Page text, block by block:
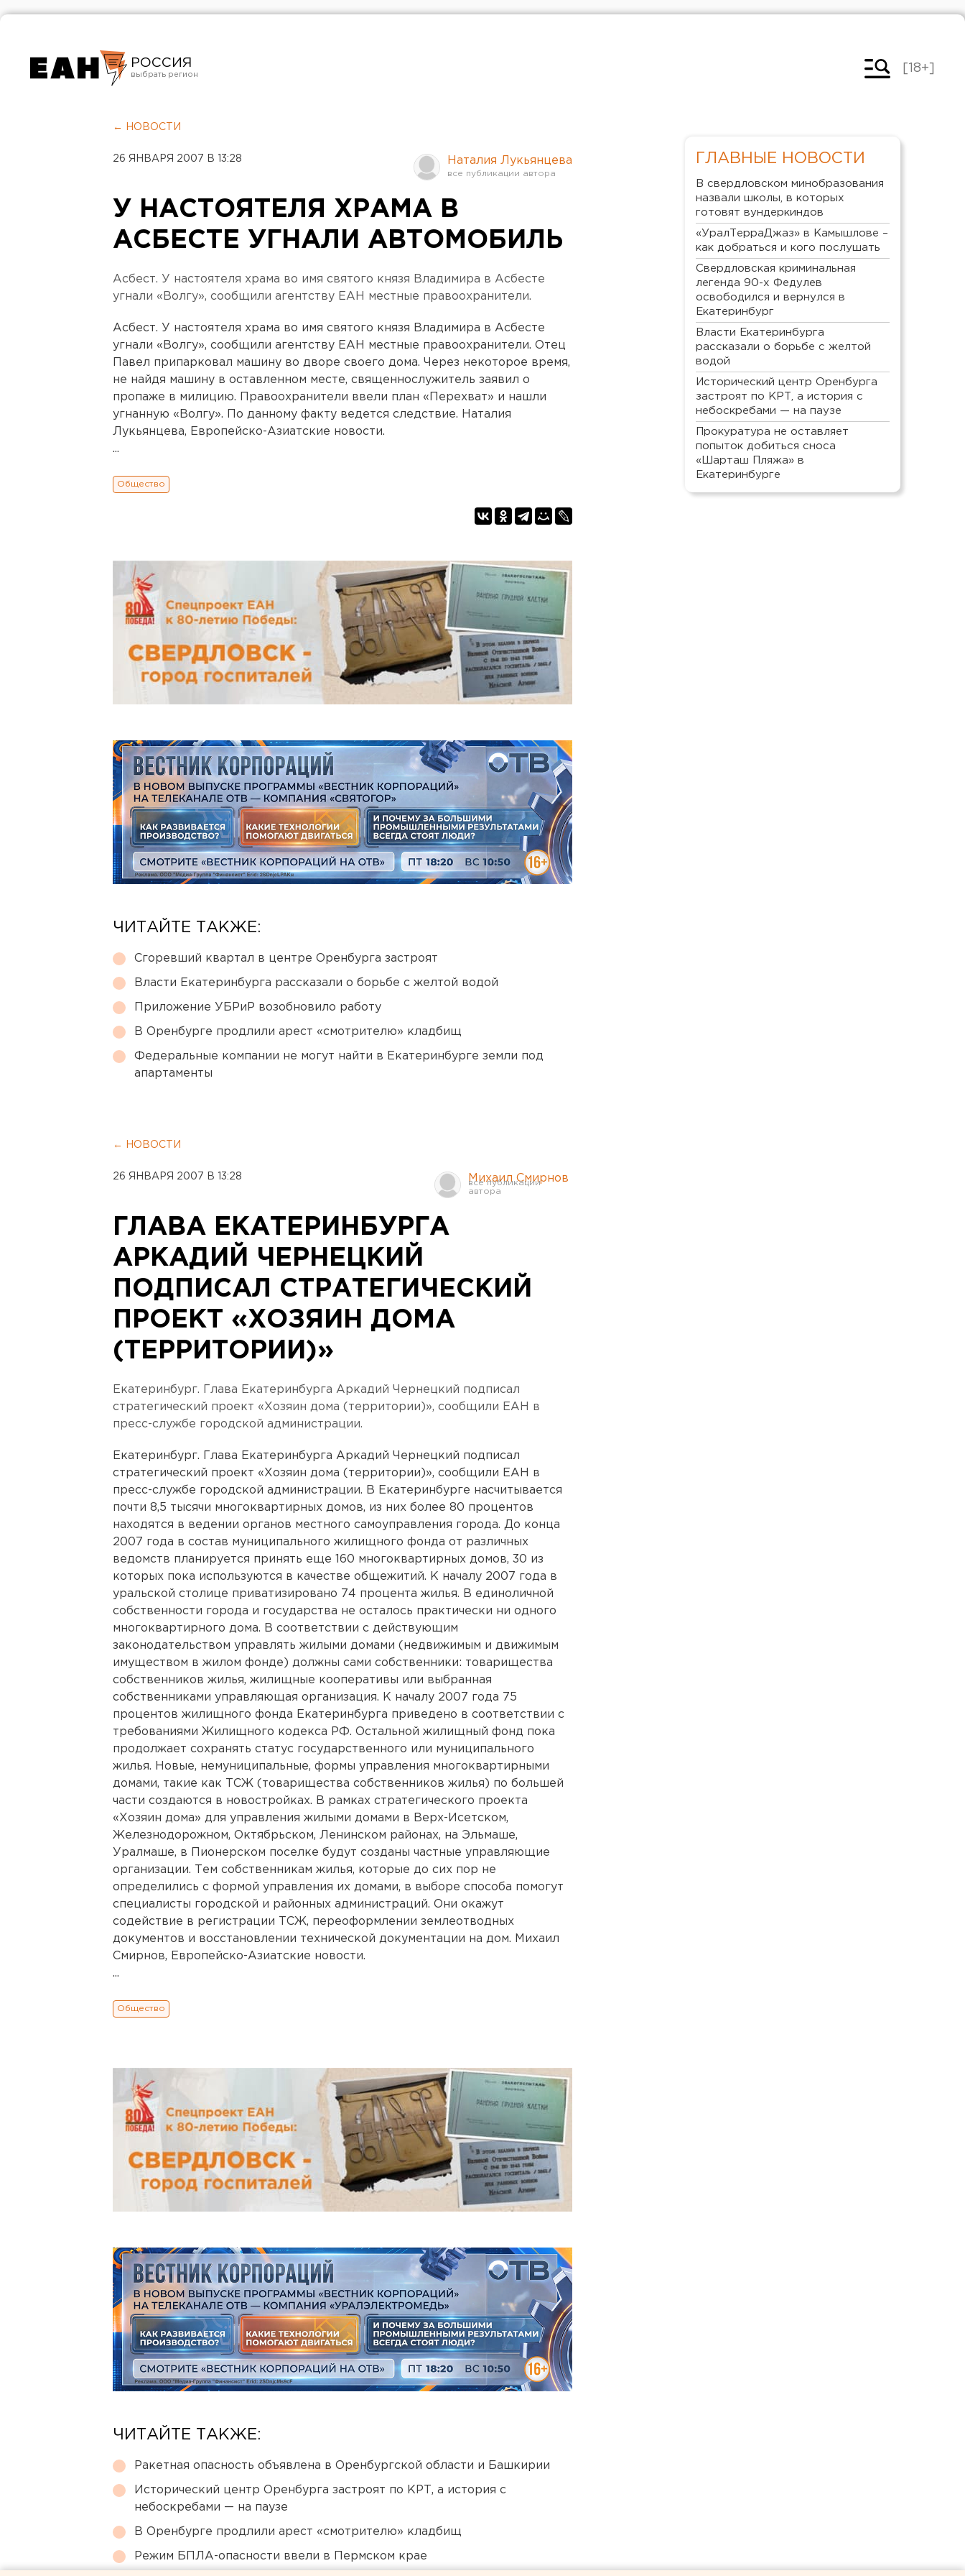
РОССИЯ
Челябинск
[18+]
← НОВОСТИ
26 ЯНВАРЯ 2007 В 13:28 Наталия Лукьянцева
У НАСТОЯТЕЛЯ ХРАМА В
АСБЕСТЕ УГНАЛИ АВТОМОБИЛЬ
Асбест. У настоятеля храма во имя святого князя Владимира в Асбесте
угнали «Волгу», сообщили агентству ЕАН местные правоохранители.
Асбест. У настоятеля храма во имя святого князя Владимира в Асбесте
угнали «Волгу», сообщили агентству ЕАН местные правоохранители. Отец
Павел припарковал машину во дворе своего дома. Через некоторое время,
не найдя машину в оставленном месте, священнослужитель заявил о
пропаже в милицию. Правоохранители ввели план «Перехват» и нашли
угнанную «Волгу». По данному факту ведется следствие. Наталия
Лукьянцева, Европейско-Азиатские новости.
...
Общество
ЧИТАЙТЕ ТАКЖЕ:
Сгоревший квартал в центре Оренбурга застроят
Власти Екатеринбурга рассказали о борьбе с желтой водой
Приложение УБРиР возобновило работу
В Оренбурге продлили арест «смотрителю» кладбищ
Федеральные компании не могут найти в Екатеринбурге земли под
апартаменты
← НОВОСТИ
26 ЯНВАРЯ 2007 В 13:28 Михаил Смирнов
ГЛАВА ЕКАТЕРИНБУРГА
АРКАДИЙ ЧЕРНЕЦКИЙ
ПОДПИСАЛ СТРАТЕГИЧЕСКИЙ
ПРОЕКТ «ХОЗЯИН ДОМА
(ТЕРРИТОРИИ)»
Екатеринбург. Глава Екатеринбурга Аркадий Чернецкий подписал
стратегический проект «Хозяин дома (территории)», сообщили ЕАН в
пресс-службе городской администрации.
Екатеринбург. Глава Екатеринбурга Аркадий Чернецкий подписал
стратегический проект «Хозяин дома (территории)», сообщили ЕАН в
пресс-службе городской администрации. В Екатеринбурге насчитывается
почти 8,5 тысячи многоквартирных домов, из них более 80 процентов
находятся в ведении органов местного самоуправления города. До конца
2007 года в состав муниципального жилищного фонда от различных
ведомств планируется принять еще 160 многоквартирных домов, 30 из
которых пока используются в качестве общежитий. К началу 2007 года в
уральской столице приватизировано 74 процента жилья. В единоличной
собственности города и государства не осталось практически ни одного
многоквартирного дома. В соответствии с действующим
законодательством управлять жилыми домами (недвижимым и движимым
имуществом в жилом фонде) должны сами собственники: товарищества
собственников жилья, жилищные кооперативы или выбранная
собственниками управляющая организация. К началу 2007 года 75
процентов жилищного фонда Екатеринбурга приведено в соответствии с
требованиями Жилищного кодекса РФ. Остальной жилищный фонд пока
продолжает сохранять статус государственного или муниципального
жилья. Новые, немуниципальные, формы управления многоквартирными
домами, такие как ТСЖ (товарищества собственников жилья) по большей
части создаются в новостройках. В рамках стратегического проекта
«Хозяин дома» для управления жилыми домами в Верх-Исетском,
Железнодорожном, Октябрьском, Ленинском районах, на Эльмаше,
Уралмаше, в Пионерском поселке будут созданы частные управляющие
организации. Тем собственникам жилья, которые до сих пор не
определились с формой управления их домами, в выборе способа помогут
специалисты городской и районных администраций. Они окажут
содействие в регистрации ТСЖ, переоформлении землеотводных
документов и восстановлении технической документации на дом. Михаил
Смирнов, Европейско-Азиатские новости.
...
Общество
ЧИТАЙТЕ ТАКЖЕ:
Ракетная опасность объявлена в Оренбургской области и Башкирии
Исторический центр Оренбурга застроят по КРТ, а история с
небоскребами — на паузе
В Оренбурге продлили арест «смотрителю» кладбищ
Режим БПЛА-опасности ввели в Пермском крае
ГЛАВНЫЕ НОВОСТИ
В свердловском минобразования
назвали школы, в которых
готовят вундеркиндов
«УралТерраДжаз» в Камышлове –
как добраться и кого послушать
Свердловская криминальная
легенда 90-х Федулев
освободился и вернулся в
Екатеринбург
Власти Екатеринбурга
рассказали о борьбе с желтой
водой
Исторический центр Оренбурга
застроят по КРТ, а история с
небоскребами — на паузе
Прокуратура не оставляет
попыток добиться сноса
«Шарташ Пляжа» в
Екатеринбурге